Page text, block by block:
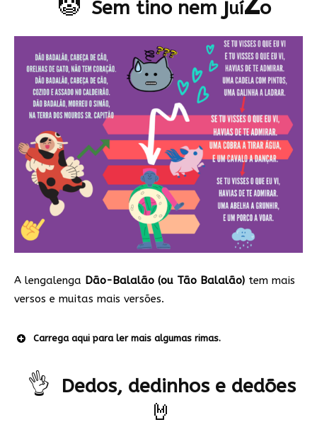
🤡 Sem tino nem juí o
A lengalenga Dão-Balalão (ou Tão Balalão) tem mais
versos e muitas mais versões.
Carrega aqui para ler mais algumas rimas.
👌 Dedos, dedinhos e dedões
🤘